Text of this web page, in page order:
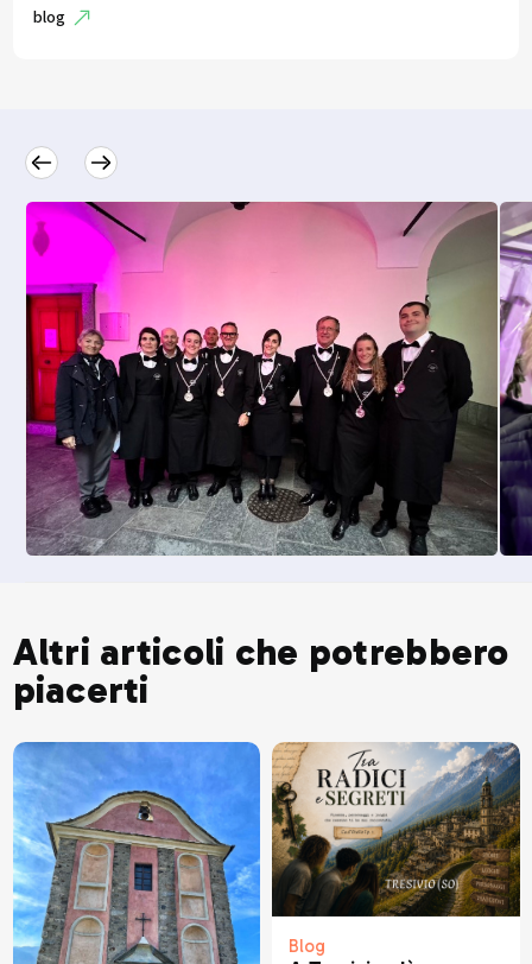
blog
Altri articoli che potrebbero
piacerti
Blog